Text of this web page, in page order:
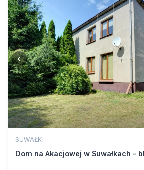
‹
SUWAŁKI
Dom na Akacjowej w Suwałkach -